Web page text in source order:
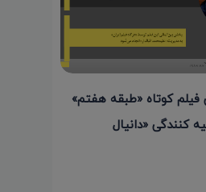
کوتاه «طبقه هفتم»
کنندگی «دانیال